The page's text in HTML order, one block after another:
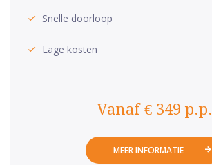
Snelle doorloop
Lage kosten
Vanaf € 349 p.p.
MEER INFORMATIE